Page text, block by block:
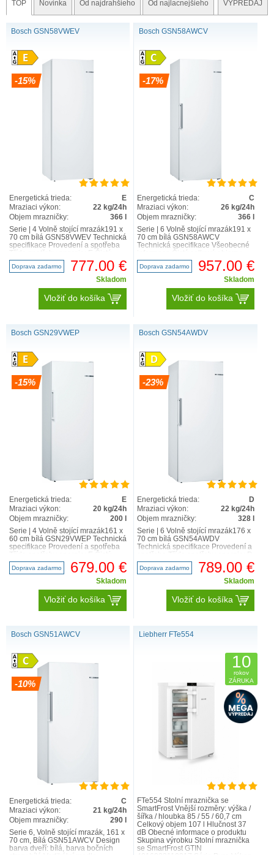
TOP Novinka Od najdrahšieho Od najlacnejšieho VÝPREDAJ
Bosch GSN58VWEV
-15%
Energetická trieda:
E
Mraziaci výkon:
22 kg/24h
Objem mrazničky:
366 l
Serie | 4 Volně stojící mrazák191 x
70 cm bílá GSN58VWEV Technická
specifikace Provedení a spotřeba
celkový..
Doprava zadarmo 777.00 €
Skladom
Vložiť do košíka
Bosch GSN58AWCV
-17%
Energetická trieda:
C
Mraziaci výkon:
26 kg/24h
Objem mrazničky:
366 l
Serie | 6 Volně stojící mrazák191 x
70 cm bílá GSN58AWCV
Technická specifikace Všeobecné
366 l bílá NoFros..
Doprava zadarmo 957.00 €
Skladom
Vložiť do košíka
Bosch GSN29VWEP
-15%
Energetická trieda:
E
Mraziaci výkon:
20 kg/24h
Objem mrazničky:
200 l
Serie | 4 Volně stojící mrazák161 x
60 cm bílá GSN29VWEP Technická
specifikace Provedení a spotřeba
celkový..
Doprava zadarmo 679.00 €
Skladom
Vložiť do košíka
Bosch GSN54AWDV
-23%
Energetická trieda:
D
Mraziaci výkon:
22 kg/24h
Objem mrazničky:
328 l
Serie | 6 Volně stojící mrazák176 x
70 cm bílá GSN54AWDV
Technická specifikace Provedení a
Čistý celkový..
Doprava zadarmo 789.00 €
Skladom
Vložiť do košíka
Bosch GSN51AWCV
-10%
Energetická trieda:
C
Mraziaci výkon:
21 kg/24h
Objem mrazničky:
290 l
Serie 6, Volně stojící mrazák, 161 x
70 cm, Bílá GSN51AWCV Design
barva dveří: bílá, barva bočních
Liebherr FTe554
10
rokov
ZÁRUKA
FTe554 Stolní mraznička se
SmartFrost Vnější rozměry: výška /
šířka / hloubka 85 / 55 / 60,7 cm
Celkový objem 107 l Hlučnost 37
dB Obecné informace o produktu
Skupina výrobku Stolní mraznička
se SmartFrost GTIN